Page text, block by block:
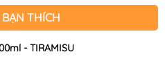
THÍCH
- TIRAMISU